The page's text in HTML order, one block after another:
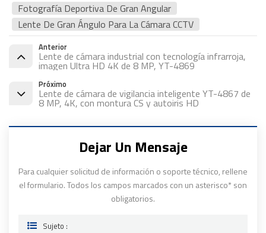
Fotografía Deportiva De Gran Angular
Lente De Gran Ángulo Para La Cámara CCTV
Anterior
Lente de cámara industrial con tecnología infrarroja,
imagen Ultra HD 4K de 8 MP, YT-4869
Próximo
Lente de cámara de vigilancia inteligente YT-4867 de
8 MP, 4K, con montura CS y autoiris HD
Dejar Un Mensaje
Para cualquier solicitud de información o soporte técnico, rellene
el formulario. Todos los campos marcados con un asterisco* son
obligatorios.
Sujeto :